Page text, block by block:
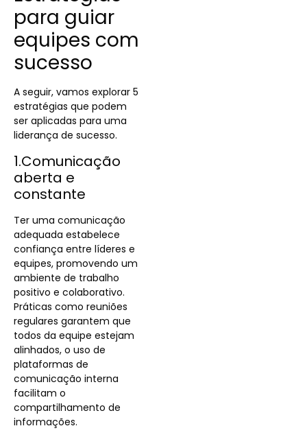
para guiar
equipes com
sucesso
A seguir, vamos explorar 5
estratégias que podem
ser aplicadas para uma
liderança de sucesso.
1.Comunicação
aberta e
constante
Ter uma comunicação
adequada estabelece
confiança entre líderes e
equipes, promovendo um
ambiente de trabalho
positivo e colaborativo.
Práticas como reuniões
regulares garantem que
todos da equipe estejam
alinhados, o uso de
plataformas de
comunicação interna
facilitam o
compartilhamento de
informações.